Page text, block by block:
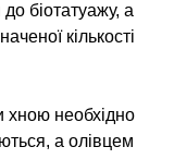
біотатуажу, а
кількості
необхідно
а олівцем